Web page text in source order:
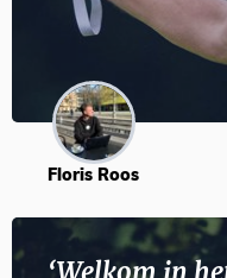
Floris Roos